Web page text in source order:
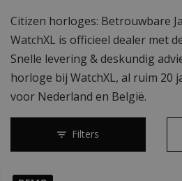
Citizen horloges: Betrouwbare
WatchXL is officieel dealer met
Snelle levering & deskundig
horloge bij WatchXL, al ruim 20
voor Nederland en België.
Filters